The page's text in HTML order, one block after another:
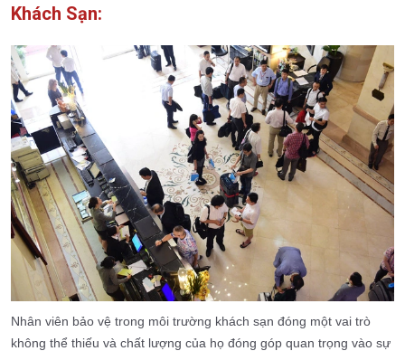
Khách Sạn:
Nhân viên bảo vệ trong môi trường khách sạn đóng một vai trò
không thể thiếu và chất lượng của họ đóng góp quan trọng vào sự